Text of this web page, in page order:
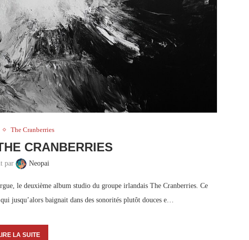
The Cranberries
CRANBERRIES
par Neopai
le deuxième album studio du groupe irlandais The Cranberries. Ce
jusqu’alors baignait dans des sonorités plutôt douces e…
LA SUITE